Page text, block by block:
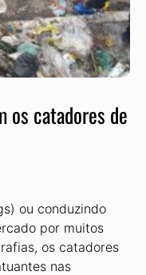
os catadores de
ou conduzindo
por muitos
os catadores
nas